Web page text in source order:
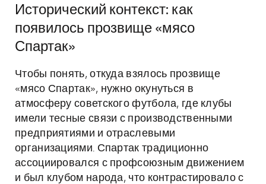
Исторический контекст: как
появилось прозвище «мясо
Спартак»
Чтобы понять, откуда взялось прозвище
«мясо Спартак», нужно окунуться в
атмосферу советского футбола, где клубы
имели тесные связи с производственными
предприятиями и отраслевыми
организациями. Спартак традиционно
ассоциировался с профсоюзным движением
и был клубом народа, что контрастировало с